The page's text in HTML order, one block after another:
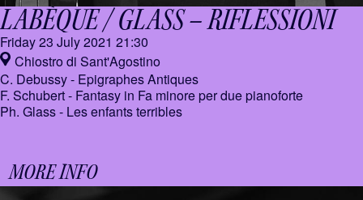
LABÈQUE / GLASS –RIFLESSIONI
Friday 23 July 2021 21:30
Chiostro di Sant'Agostino
C. Debussy - Epigraphes Antiques
F. Schubert - Fantasy in Fa minore per due pianoforte
Ph. Glass - Les enfants terribles
MORE INFO